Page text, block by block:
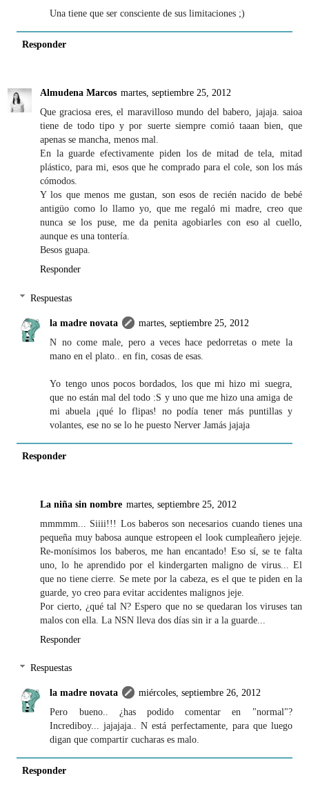
Una tiene que ser consciente de sus limitaciones ;)
Responder
Almudena Marcos martes, septiembre 25, 2012
Que graciosa eres, el maravilloso mundo del babero, jajaja. saioa
tiene de todo tipo y por suerte siempre comió taaan bien, que
apenas se mancha, menos mal.
En la guarde efectivamente piden los de mitad de tela, mitad
plástico, para mi, esos que he comprado para el cole, son los más
cómodos.
Y los que menos me gustan, son esos de recién nacido de bebé
antigüo como lo llamo yo, que me regaló mi madre, creo que
nunca se los puse, me da penita agobiarles con eso al cuello,
aunque es una tontería.
Besos guapa.
Responder
Respuestas
la madre novata
martes, septiembre 25, 2012
N no come male, pero a veces hace pedorretas o mete la
mano en el plato.. en fin, cosas de esas.
Yo tengo unos pocos bordados, los que mi hizo mi suegra,
que no están mal del todo :S y uno que me hizo una amiga de
mi abuela ¡qué lo flipas! no podía tener más puntillas y
volantes, ese no se lo he puesto Nerver Jamás jajaja
Responder
La niña sin nombre martes, septiembre 25, 2012
mmmmm... Siiii!!! Los baberos son necesarios cuando tienes una
pequeña muy babosa aunque estropeen el look cumpleañero jejeje.
Re-monísimos los baberos, me han encantado! Eso sí, se te falta
uno, lo he aprendido por el kindergarten maligno de virus... El
que no tiene cierre. Se mete por la cabeza, es el que te piden en la
guarde, yo creo para evitar accidentes malignos jeje.
Por cierto, ¿qué tal N? Espero que no se quedaran los viruses tan
malos con ella. La NSN lleva dos días sin ir a la guarde...
Responder
Respuestas
la madre novata
miércoles, septiembre 26, 2012
Pero bueno.. ¿has podido comentar en "normal"?
Incrediboy... jajajaja.. N está perfectamente, para que luego
digan que compartir cucharas es malo.
Responder